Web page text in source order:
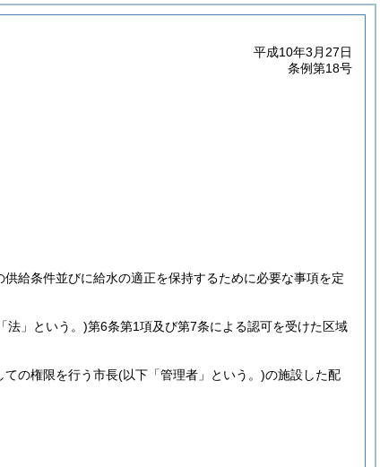
平成10年3月27日
条例第18号
給条件並びに給水の適正を保持するために必要な事項を定
法」という。)第6条第1項及び第7条による認可を受けた区域
ての権限を行う市長(以下「管理者」という。)の施設した配